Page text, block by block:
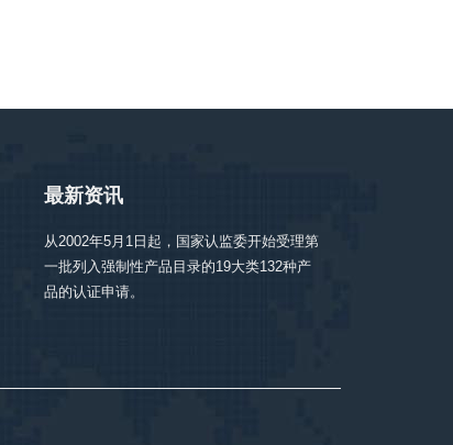
最新资讯
从2002年5月1日起，国家认监委开始受理第
一批列入强制性产品目录的19大类132种产
品的认证申请。